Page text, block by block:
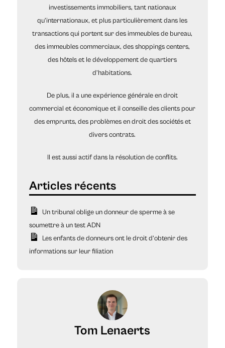
investissements immobiliers, tant nationaux
qu’internationaux, et plus particulièrement dans les
transactions qui portent sur des immeubles de bureau,
des immeubles commerciaux, des shoppings centers,
des hôtels et le développement de quartiers
d’habitations.
De plus, il a une expérience générale en droit
commercial et économique et il conseille des clients pour
des emprunts, des problèmes en droit des sociétés et
divers contrats.
Il est aussi actif dans la résolution de conflits.
Un tribunal oblige un donneur de sperme à se
soumettre à un test ADN
Les enfants de donneurs ont le droit d’obtenir des
informations sur leur filiation
Tom Lenaerts